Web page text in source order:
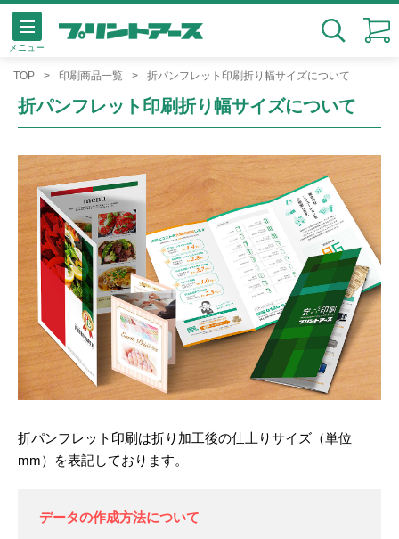
メニュー
TOP 印刷商品一覧 折パンフレット印刷折り幅サイズについて
折パンフレット印刷折り幅サイズについて
折パンフレット印刷は折り加工後の仕上りサイズ（単位
mm）を表記しております。
データの作成方法について